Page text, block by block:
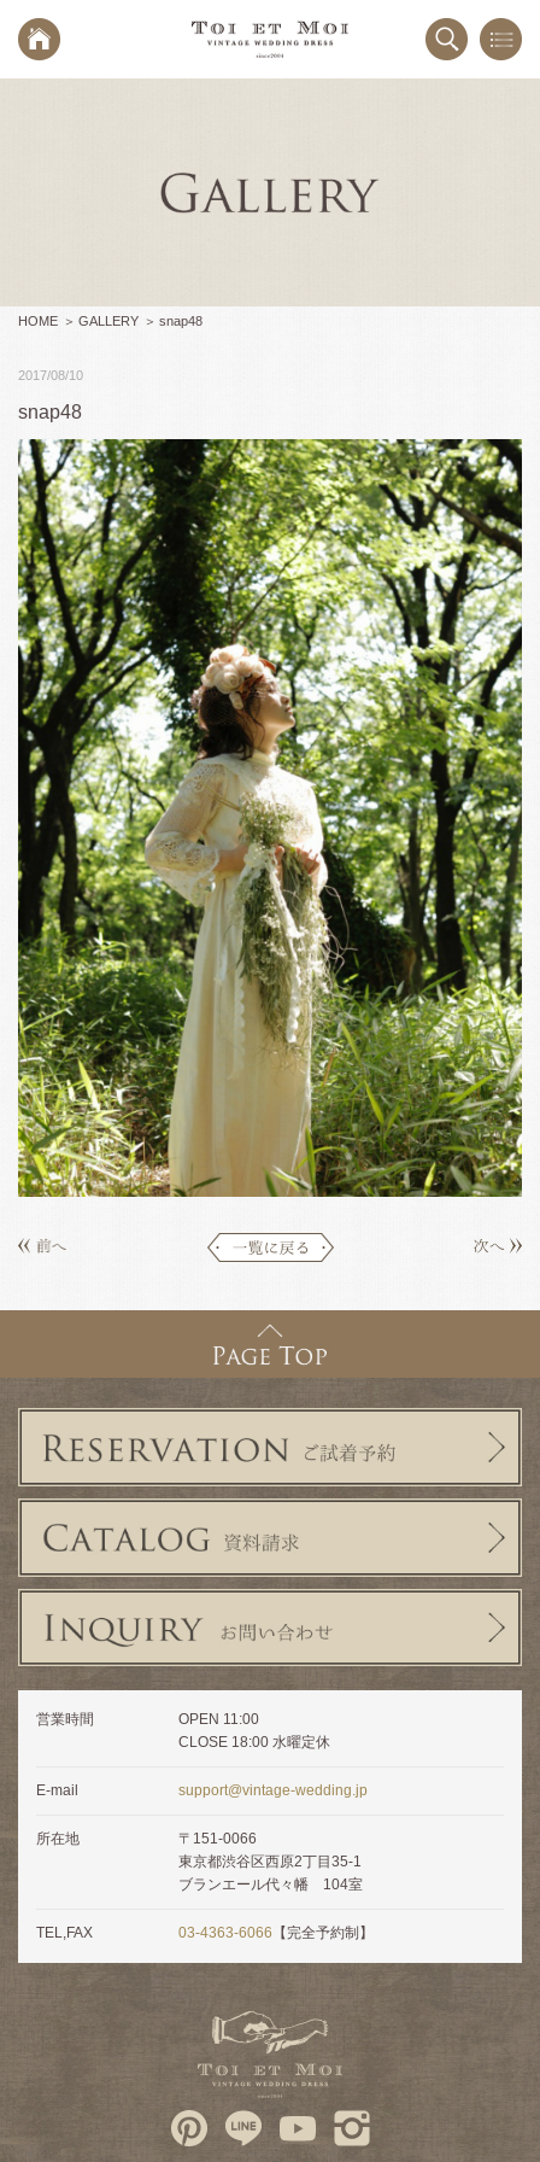
HOME GALLERY snap48
2017/08/10
snap48
営業時間
OPEN 11:00
CLOSE 18:00 水曜定休
E-mail support@vintage-wedding.jp
所在地
〒151-0066
東京都渋谷区西原2丁目35-1
ブランエール代々幡 104室
TEL,FAX 03-4363-6066 【完全予約制】